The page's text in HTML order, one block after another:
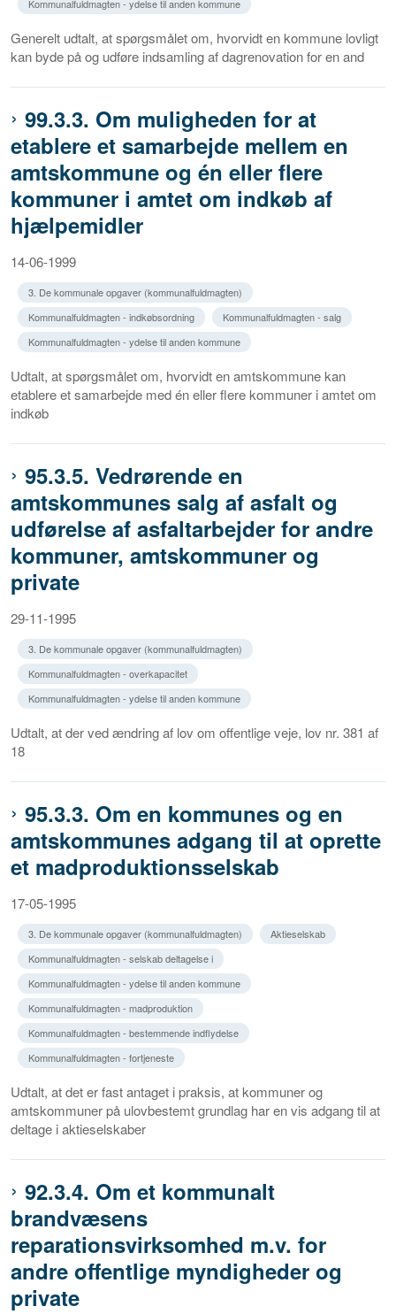
Kommunalfuldmagten - ydelse til anden kommune
Generelt udtalt, at spørgsmålet om, hvorvidt en kommune lovligt
kan byde på og udføre indsamling af dagrenovation for en and
99.3.3. Om muligheden for at
etablere et samarbejde mellem en
amtskommune og én eller flere
kommuner i amtet om indkøb af
hjælpemidler
14-06-1999
3. De kommunale opgaver (kommunalfuldmagten)
Kommunalfuldmagten - indkøbsordning
Kommunalfuldmagten - salg
Kommunalfuldmagten - ydelse til anden kommune
Udtalt, at spørgsmålet om, hvorvidt en amtskommune kan
etablere et samarbejde med én eller flere kommuner i amtet om
indkøb
95.3.5. Vedrørende en
amtskommunes salg af asfalt og
udførelse af asfaltarbejder for andre
kommuner, amtskommuner og
private
29-11-1995
3. De kommunale opgaver (kommunalfuldmagten)
Kommunalfuldmagten - overkapacitet
Kommunalfuldmagten - ydelse til anden kommune
Udtalt, at der ved ændring af lov om offentlige veje, lov nr. 381 af
18
95.3.3. Om en kommunes og en
amtskommunes adgang til at oprette
et madproduktionsselskab
17-05-1995
3. De kommunale opgaver (kommunalfuldmagten)
Aktieselskab
Kommunalfuldmagten - selskab deltagelse i
Kommunalfuldmagten - ydelse til anden kommune
Kommunalfuldmagten - madproduktion
Kommunalfuldmagten - bestemmende indflydelse
Kommunalfuldmagten - fortjeneste
Udtalt, at det er fast antaget i praksis, at kommuner og
amtskommuner på ulovbestemt grundlag har en vis adgang til at
deltage i aktieselskaber
92.3.4. Om et kommunalt
brandvæsens
reparationsvirksomhed m.v. for
andre offentlige myndigheder og
private